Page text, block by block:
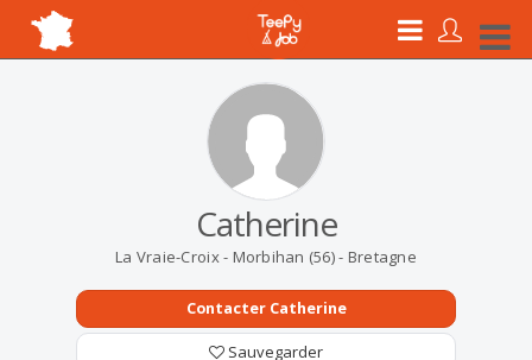
Catherine
La Vraie-Croix - Morbihan (56) - Bretagne
Contacter Catherine
Sauvegarder